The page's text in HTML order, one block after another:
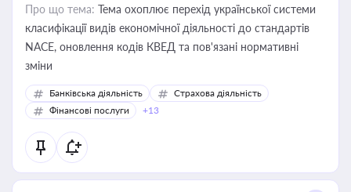
Про що тема: Тема охоплює перехід української системи
класифікації видів економічної діяльності до стандартів
NACE, оновлення кодів КВЕД та пов'язані нормативні
зміни
Банківська діяльність
Страхова діяльність
Фінансові послуги
+13